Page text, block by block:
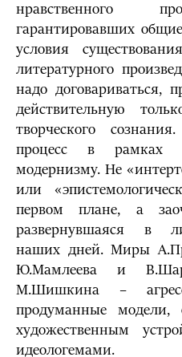
нравственного
гарантировавших
условия
литературного
надо договариваться,
действительную
творческого
процесс в рамках
модернизму. Не
или
первом плане, а
развернувшаяся в
наших дней. Миры
Ю.Мамлеева и
М.Шишкина –
продуманные
художественным
идеологемами.